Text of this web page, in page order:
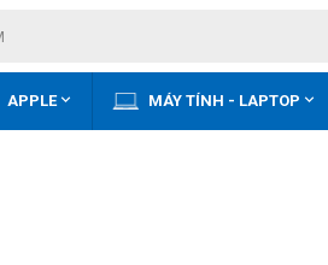
APPLE MÁY TÍNH - LAPTOP 